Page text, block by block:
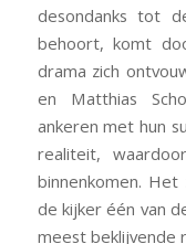
desondanks tot
behoort, komt
drama zich
en Matthias
ankeren met hun
realiteit,
binnenkomen.
de kijker één van
meest beklijvende